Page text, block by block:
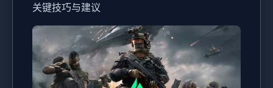
关键技巧与建议